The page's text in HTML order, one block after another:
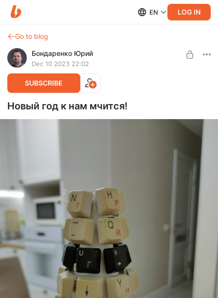
EN LOG IN
Go to blog
Бондаренко Юрий
Dec 10 2023 22:02
SUBSCRIBE
Новый год к нам мчится!